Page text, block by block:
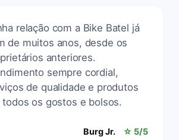
relação com a Bike Batel já
de muitos anos, desde os
anteriores.
sempre cordial,
de qualidade e produtos
todos os gostos e bolsos.
Burg Jr. ☆ 5/5